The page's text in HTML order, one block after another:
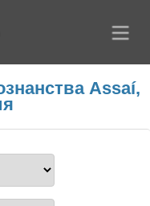
Assaí,